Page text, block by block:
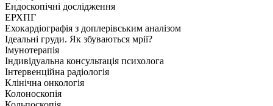
Ендоскопічні дослідження
ЕРХПГ
Ехокардіографія з доплерівським аналізом
Ідеальні груди. Як збуваються мрії?
Імунотерапія
Індивідуальна консультація психолога
Інтервенційна радіологія
Клінічна онкологія
Колоноскопія